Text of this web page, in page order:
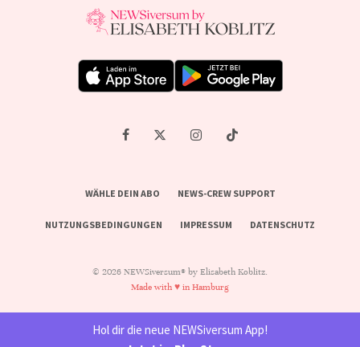
WÄHLE DEIN ABO NEWS-CREW SUPPORT
NUTZUNGSBEDINGUNGEN IMPRESSUM DATENSCHUTZ
© 2026 NEWSiversum® by Elisabeth Koblitz.
Made with ♥ in Hamburg
Hol dir die neue NEWSiversum App!